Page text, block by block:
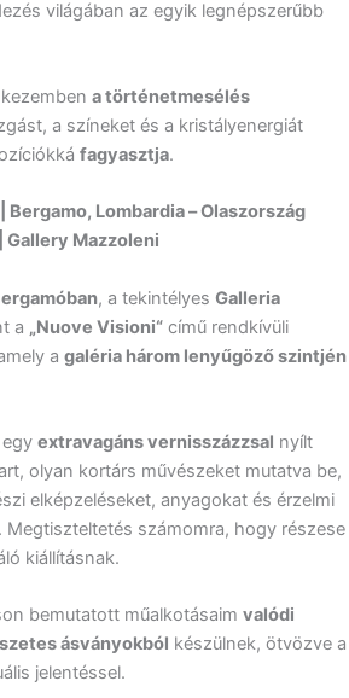
világában az egyik legnépszerűbb
a történetmesélés
a színeket és a kristályenergiát
fagyasztja.
Lombardia – Olaszország
Gallery Mazzoleni
, a tekintélyes Galleria
a „Nuove Visioni“ című rendkívüli
a galéria három lenyűgöző szintjén
egy extravagáns vernisszázzsal nyílt
olyan kortárs művészeket mutatva be,
elképzeléseket, anyagokat és érzelmi
Megtiszteltetés számomra, hogy részese
kiállításnak.
bemutatott műalkotásaim valódi
ásványokból készülnek, ötvözve a
jelentéssel.